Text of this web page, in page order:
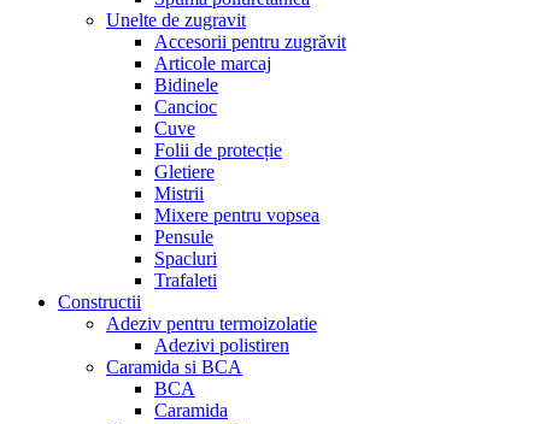
Unelte de zugravit
Accesorii pentru zugrăvit
Articole marcaj
Bidinele
Cancioc
Cuve
Folii de protecție
Gletiere
Mistrii
Mixere pentru vopsea
Pensule
Spacluri
Trafaleti
Constructii
Adeziv pentru termoizolatie
Adezivi polistiren
Caramida si BCA
BCA
Caramida